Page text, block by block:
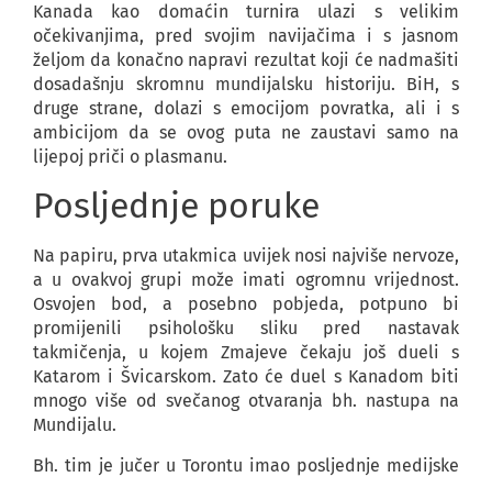
Kanada kao domaćin turnira ulazi s velikim
očekivanjima, pred svojim navijačima i s jasnom
željom da konačno napravi rezultat koji će nadmašiti
dosadašnju skromnu mundijalsku historiju. BiH, s
druge strane, dolazi s emocijom povratka, ali i s
ambicijom da se ovog puta ne zaustavi samo na
lijepoj priči o plasmanu.
Posljednje poruke
Na papiru, prva utakmica uvijek nosi najviše nervoze,
a u ovakvoj grupi može imati ogromnu vrijednost.
Osvojen bod, a posebno pobjeda, potpuno bi
promijenili psihološku sliku pred nastavak
takmičenja, u kojem Zmajeve čekaju još dueli s
Katarom i Švicarskom. Zato će duel s Kanadom biti
mnogo više od svečanog otvaranja bh. nastupa na
Mundijalu.
Bh. tim je jučer u Torontu imao posljednje medijske